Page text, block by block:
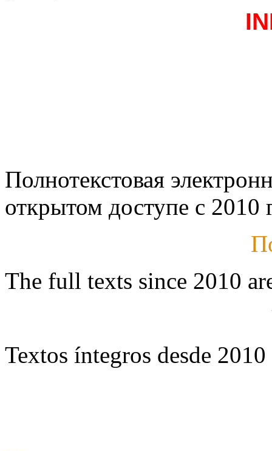
Полнотекстовая
открытом доступе с 2010
The full texts since 2010
Textos íntegros desde